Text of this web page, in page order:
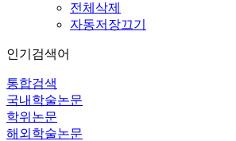
전체삭제
자동저장끄기
인기검색어
통합검색
국내학술논문
학위논문
해외학술논문